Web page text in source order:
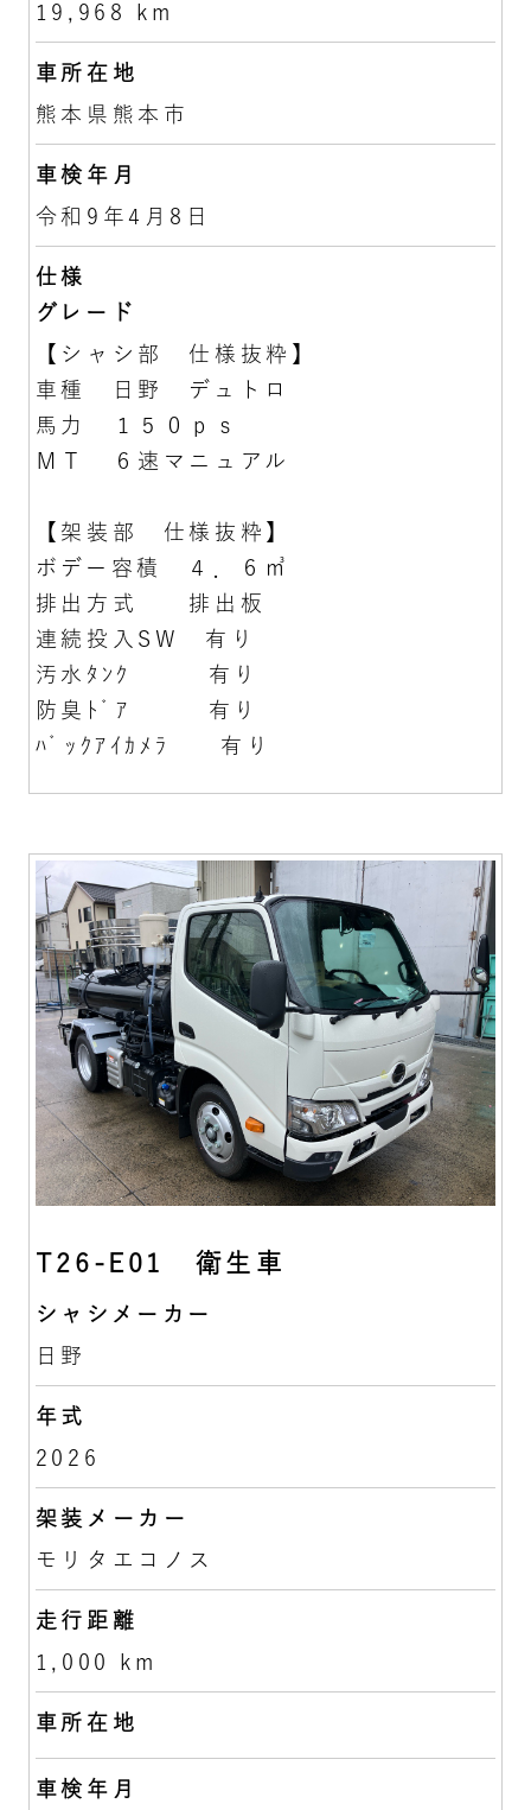
19,968 km
車所在地
熊本県熊本市
車検年月
令和9年4月8日
仕様
グレード
【シャシ部 仕様抜粋】
車種 日野 デュトロ
馬力 １５０ｐｓ
ＭＴ ６速マニュアル
【架装部 仕様抜粋】
ボデー容積 ４．６㎥
排出方式 排出板
連続投入SW 有り
汚水ﾀﾝｸ 有り
防臭ﾄﾞｱ 有り
ﾊﾞｯｸｱｲｶﾒﾗ 有り
T26-E01 衛生車
シャシメーカー
日野
年式
2026
架装メーカー
モリタエコノス
走行距離
1,000 km
車所在地
車検年月